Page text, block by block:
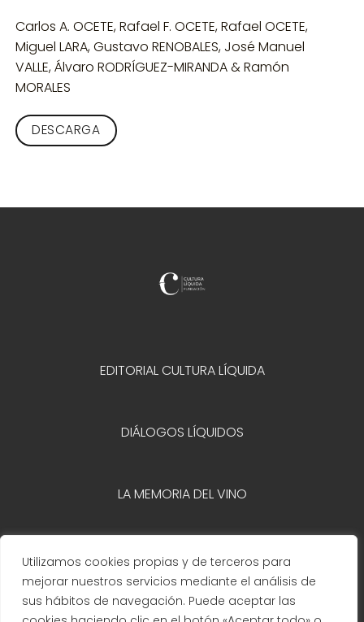
Utilizamos cookies propias y de terceros para
mejorar nuestros servicios mediante el análisis de
sus hábitos de navegación. Puede aceptar las
Carlos A. OCETE, Rafael F. OCETE, Rafael OCETE,
Miguel LARA, Gustavo RENOBALES, José Manuel
VALLE, Álvaro RODRÍGUEZ-MIRANDA & Ramón
MORALES
DESCARGA
EDITORIAL CULTURA LÍQUIDA
DIÁLOGOS LÍQUIDOS
LA MEMORIA DEL VINO
Copyright 2025 © FCL